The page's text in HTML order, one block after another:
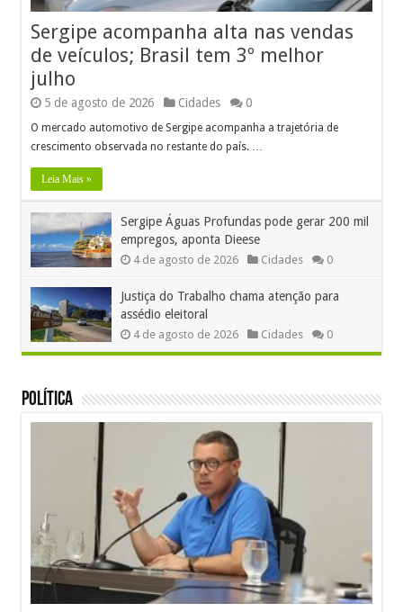
Sergipe acompanha alta nas vendas
de veículos; Brasil tem 3º melhor
julho
5 de agosto de 2026 Cidades 0
O mercado automotivo de Sergipe acompanha a trajetória de
crescimento observada no restante do país. …
Leia Mais »
Sergipe Águas Profundas pode gerar 200 mil
empregos, aponta Dieese
4 de agosto de 2026 Cidades 0
Justiça do Trabalho chama atenção para
assédio eleitoral
4 de agosto de 2026 Cidades 0
Política